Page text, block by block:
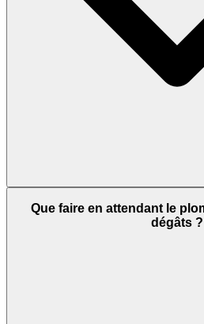
Que faire en attendant le
dégâts ?